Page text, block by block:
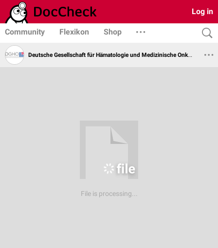
Log in
Community Flexikon Shop
Deutsche Gesellschaft für Hämatologie und Medizinische Onkologie
File is processing...